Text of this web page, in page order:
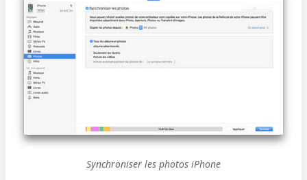
Synchroniser les photos iPhone